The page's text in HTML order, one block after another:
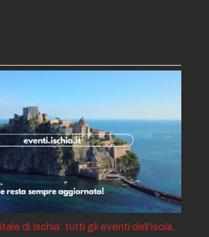
di Ischia: tutti gli eventi dell’isola,